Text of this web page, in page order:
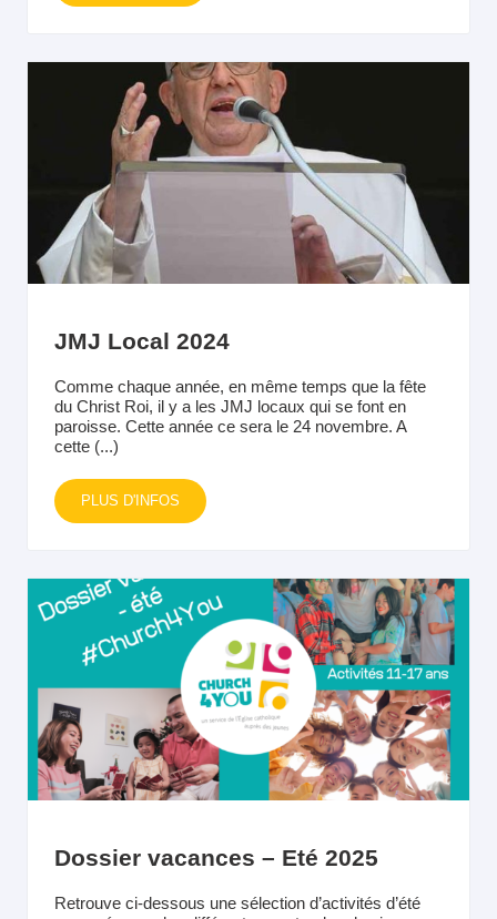
JMJ Local 2024
Comme chaque année, en même temps que la fête
du Christ Roi, il y a les JMJ locaux qui se font en
paroisse. Cette année ce sera le 24 novembre. A
cette (...)
PLUS D'INFOS
Dossier vacances – Eté 2025
Retrouve ci-dessous une sélection d’activités d’été